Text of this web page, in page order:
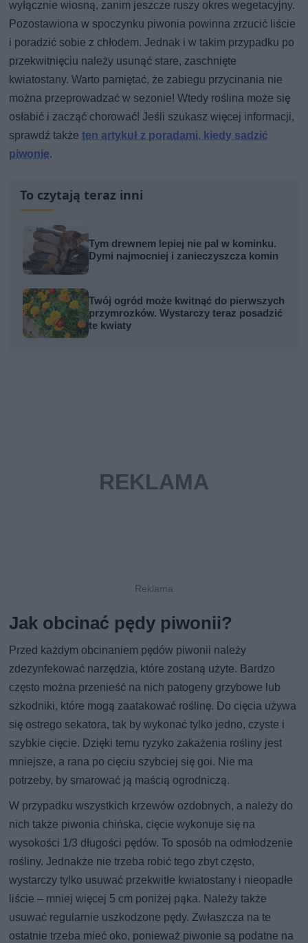
wyłącznie wiosną, zanim jeszcze ruszy okres wegetacyjny.
Pozostawiona w spoczynku piwonia powinna zrzucić liście
i poradzić sobie z chłodem. Jednak i w takim przypadku po
przekwitnięciu należy usunąć stare, zaschnięte
kwiatostany. Warto pamiętać, że zabiegu przycinania nie
można przeprowadzać w sezonie! Wtedy roślina może się
osłabić i zacząć chorować! Jeśli szukasz więcej informacji,
sprawdź takżeten artykuł z poradami, kiedy sadzić
piwonie.
To czytają teraz inni
Tym drewnem lepiej nie pal w kominku.
Dymi najmocniej i zanieczyszcza komin
Twój ogród może kwitnąć do pierwszych
przymrozków. Wystarczy teraz posadzić
te kwiaty
Jak obcinać pędy piwonii?
Przed każdym obcinaniem pędów piwonii należy
zdezynfekować narzędzia, które zostaną użyte. Bardzo
często można przenieść na nich patogeny grzybowe lub
szkodniki, które mogą zaatakować roślinę. Do cięcia używa
się ostrego sekatora, tak by wykonać tylko jedno, czyste i
szybkie cięcie. Dzięki temu ryzyko zakażenia rośliny jest
mniejsze, a rana po cięciu szybciej się goi. Nie ma
potrzeby, by smarować ją maścią ogrodniczą.
W przypadku wszystkich krzewów ozdobnych, a należy do
nich także piwonia chińska, cięcie wykonuje się na
wysokości 1/3 długości pędów. To sposób na odmłodzenie
rośliny. Jednakże nie trzeba robić tego zbyt często,
wystarczy tylko usuwać przekwitłe kwiatostany i nieopadłe
liście – mniej więcej 5 cm poniżej pąka. Należy także
usuwać regularnie uszkodzone pędy. Zwłaszcza na te
ostatnie trzeba mieć oko, ponieważ piwonie są podatne na